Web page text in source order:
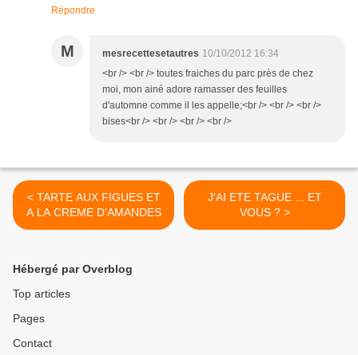
Répondre
M mesrecettesetautres 10/10/2012 16:34
<br /> <br /> toutes fraiches du parc près de chez
moi, mon ainé adore ramasser des feuilles
d'automne comme il les appelle;<br /> <br /> <br />
bises<br /> <br /> <br /> <br />
< TARTE AUX FIGUES ET
A LA CREME D'AMANDES
J'AI ETE TAGUE ... ET
VOUS ? >
Hébergé par Overblog
Top articles
Pages
Contact